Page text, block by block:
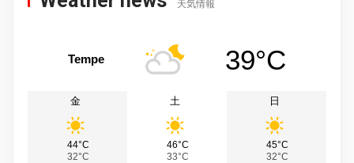
天気情報
Tempe 39°C
金
44°C
32°C
土
46°C
33°C
日
45°C
32°C